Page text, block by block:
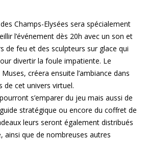
Champs-Elysées sera spécialement
l’événement dès 20h avec un son et
de feu et des sculpteurs sur glace qui
divertir la foule impatiente. Le
créera ensuite l’ambiance dans
de cet univers virtuel.
s’emparer du jeu mais aussi de
stratégique ou encore du coffret de
leurs seront également distribués
ainsi que de nombreuses autres